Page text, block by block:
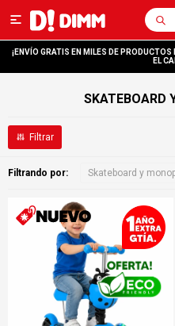

¡ENVÍO GRATIS EN MILES DE
EL
SKATEBOARD
Filtrando por: Skateboard y